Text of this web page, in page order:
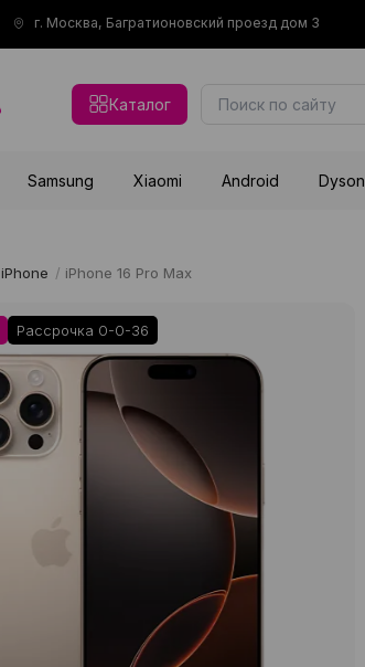
г. Москва, Багратионовский проезд дом 3
Каталог
Samsung Xiaomi Android Dyson
iPhone / iPhone 16 Pro Max
Рассрочка 0-0-36